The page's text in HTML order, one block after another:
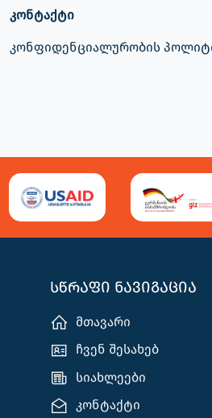
კონტაქტი
კონფიდენციალურობის
სწრაფი ნავიგაცია
მთავარი
ჩვენ შესახებ
სიახლეები
კონტაქტი